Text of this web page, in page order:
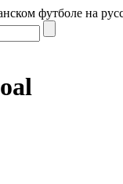
футболе на